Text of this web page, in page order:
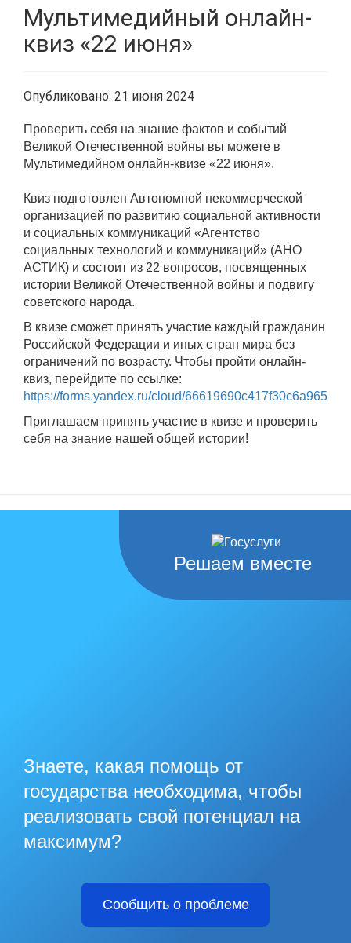
Мультимедийный онлайн-
квиз «22 июня»
Опубликовано: 21 июня 2024
Проверить себя на знание фактов и событий
Великой Отечественной войны вы можете в
Мультимедийном онлайн-квизе «22 июня».
Квиз подготовлен Автономной некоммерческой
организацией по развитию социальной активности
и социальных коммуникаций «Агентство
социальных технологий и коммуникаций» (АНО
АСТИК) и состоит из 22 вопросов, посвященных
истории Великой Отечественной войны и подвигу
советского народа.
В квизе сможет принять участие каждый гражданин
Российской Федерации и иных стран мира без
ограничений по возрасту. Чтобы пройти онлайн-
квиз, перейдите по ссылке:
https://forms.yandex.ru/cloud/66619690c417f30c6a965a8a/
Приглашаем принять участие в квизе и проверить
себя на знание нашей общей истории!
Решаем вместе
Знаете, какая помощь от
государства необходима, чтобы
реализовать свой потенциал на
максимум?
Сообщить о проблеме